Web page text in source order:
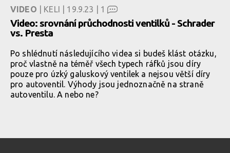
VIDEO | KELI | 19.9.23 | 1
Video: srovnání průchodnosti ventilků - Schrader
vs. Presta
Po shlédnutí následujícího videa si budeš klást otázku,
proč vlastně na téměř všech typech ráfků jsou díry
pouze pro úzký galuskový ventilek a nejsou větší díry
pro autoventil. Výhody jsou jednoznačně na straně
autoventilu. A nebo ne?